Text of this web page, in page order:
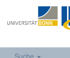
Suche